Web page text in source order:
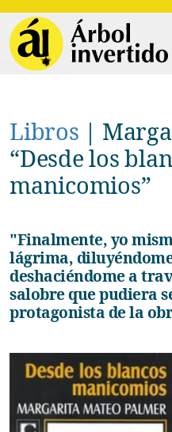
Libros |
“Desde los
manicomios”
"Finalmente, yo misma voy fluyendo en cada
lágrima,
deshaciéndome a
salobre que pudiera
protagonista de la